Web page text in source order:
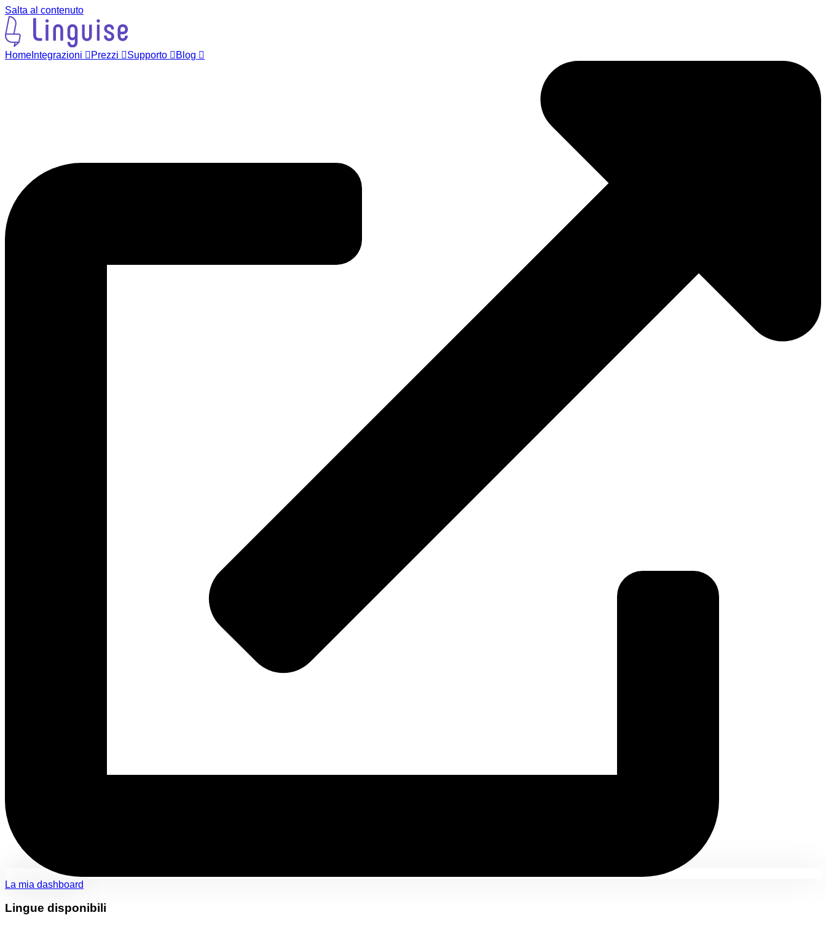
Salta al contenuto
Home Integrazioni Prezzi Supporto Blog
La mia dashboard
Lingue disponibili